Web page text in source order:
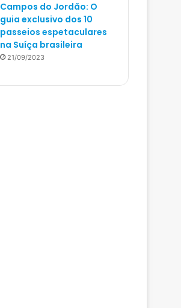
Campos do Jordão: O
guia exclusivo dos 10
passeios espetaculares
na Suíça brasileira
21/09/2023